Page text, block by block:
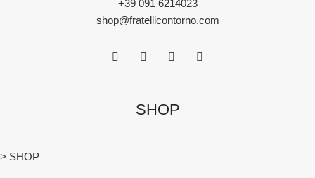
+39 091 6214023
shop@fratellicontorno.com
SHOP
> SHOP